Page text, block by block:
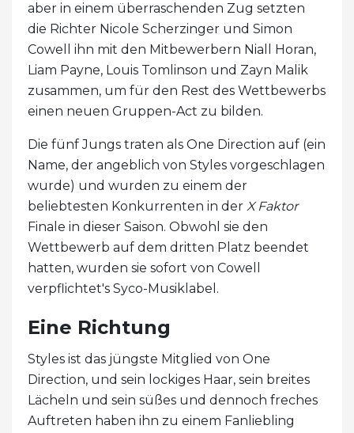
aber in einem überraschenden Zug setzten
die Richter Nicole Scherzinger und Simon
Cowell ihn mit den Mitbewerbern Niall Horan,
Liam Payne, Louis Tomlinson und Zayn Malik
zusammen, um für den Rest des Wettbewerbs
einen neuen Gruppen-Act zu bilden.
Die fünf Jungs traten als One Direction auf (ein
Name, der angeblich von Styles vorgeschlagen
wurde) und wurden zu einem der
beliebtesten Konkurrenten in der X Faktor
Finale in dieser Saison. Obwohl sie den
Wettbewerb auf dem dritten Platz beendet
hatten, wurden sie sofort von Cowell
verpflichtet's Syco-Musiklabel.
Eine Richtung
Styles ist das jüngste Mitglied von One
Direction, und sein lockiges Haar, sein breites
Lächeln und sein süßes und dennoch freches
Auftreten haben ihn zu einem Fanliebling